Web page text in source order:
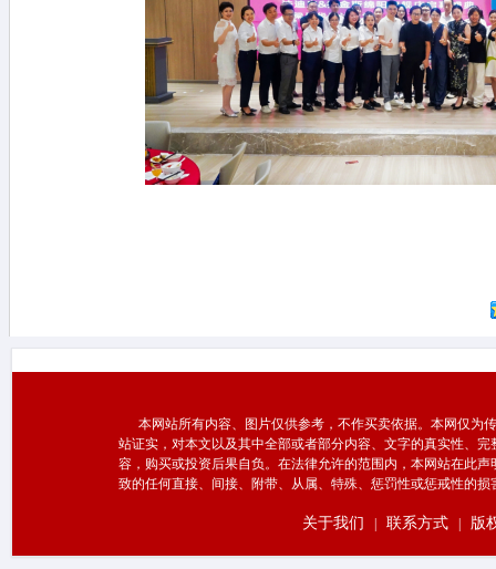
本网站所有内容、图片仅供参考，不作买卖依据。本网仅为
站证实，对本文以及其中全部或者部分内容、文字的真实性、
容，购买或投资后果自负。在法律允许的范围内，本网站在此
致的任何直接、间接、附带、从属、特殊、惩罚性或惩戒性的损
关于我们 联系方式 版